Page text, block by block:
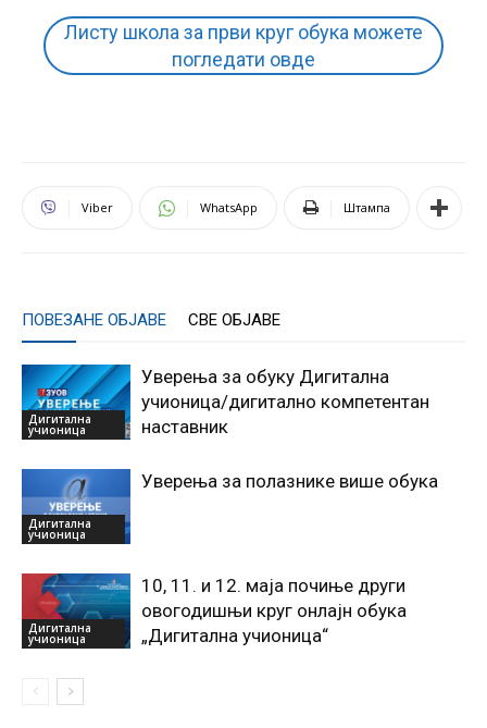
Листу школа за први круг обука можете
погледати овде
Viber WhatsApp Штампа
ПОВЕЗАНЕ ОБЈАВЕ СВЕ ОБЈАВЕ
Дигитална
учионица
Уверења за обуку Дигитална
учионица/дигитално компетентан
наставник
Дигитална
учионица
Уверења за полазнике више обука
Дигитална
учионица
10, 11. и 12. маја почиње други
овогодишњи круг онлајн обука
„Дигитална учионица“